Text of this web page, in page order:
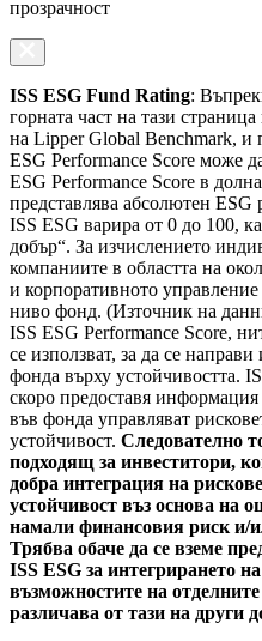
прозрачност
ISS ESG Fund Rating:
горната част на тази
на Lipper Global Benchmark, и
ESG Performance Score може
ESG Performance Score в
представлява абсолютен ESG
ISS ESG варира от 0 до 100,
добър“. За изчислението
компаниите в областта на
и корпоративното
ниво фонд. (Източник на
ISS ESG Performance Score,
се използват, за да се
фонда върху устойчивостта.
скоро предоставя
във фонда управляват
устойчивост. Следователно
подходящ за инвеститори,
добра интеграция на
устойчивост въз основа на
намали финансовия риск и/
Трябва обаче да се вземе
ISS ESG за интегрирането
възможностите на
различава от тази на други